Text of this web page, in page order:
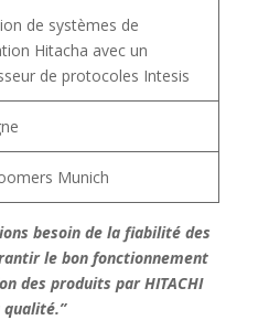
de systèmes de
Hitacha avec un
de protocoles Intesis
Munich
besoin de la fiabilité des
le bon fonctionnement
des produits par HITACHI